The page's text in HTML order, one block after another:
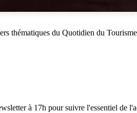
thématiques du Quotidien du
à 17h pour suivre l'essentiel de